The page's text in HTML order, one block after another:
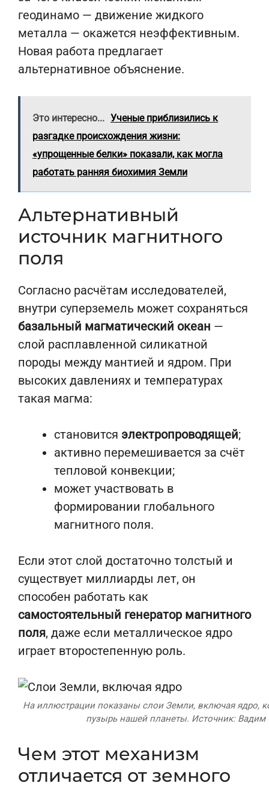
геодинамо — движение жидкого
металла — окажется неэффективным.
Новая работа предлагает
альтернативное объяснение.
Это интересно... Ученые приблизились к
разгадке происхождения жизни:
«упрощенные белки» показали, как могла
работать ранняя биохимия Земли
Альтернативный
источник магнитного
поля
Согласно расчётам исследователей,
внутри суперземель может сохраняться
базальный магматический океан —
слой расплавленной силикатной
породы между мантией и ядром. При
высоких давлениях и температурах
такая магма:
становится электропроводящей;
активно перемешивается за счёт
тепловой конвекции;
может участвовать в
формировании глобального
магнитного поля.
Если этот слой достаточно толстый и
существует миллиарды лет, он
способен работать как
самостоятельный генератор магнитного
поля, даже если металлическое ядро
играет второстепенную роль.
На иллюстрации показаны слои Земли, включая ядро,
пузырь нашей планеты. Источник:
Чем этот механизм
отличается от земного